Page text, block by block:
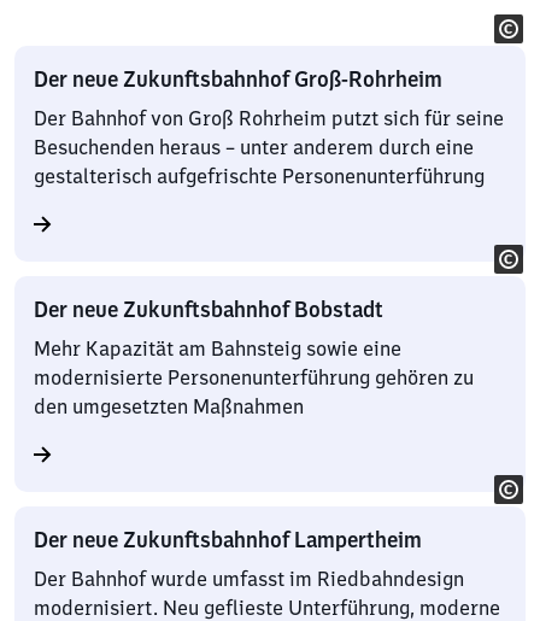
Der neue Zukunftsbahnhof Groß-Rohrheim
Der Bahnhof von Groß Rohrheim putzt sich für seine
Besuchenden heraus – unter anderem durch eine
gestalterisch aufgefrischte Personenunterführung
Der neue Zukunftsbahnhof Bobstadt
Mehr Kapazität am Bahnsteig sowie eine
modernisierte Personenunterführung gehören zu
den umgesetzten Maßnahmen
Der neue Zukunftsbahnhof Lampertheim
Der Bahnhof wurde umfasst im Riedbahndesign
modernisiert. Neu geflieste Unterführung, moderne